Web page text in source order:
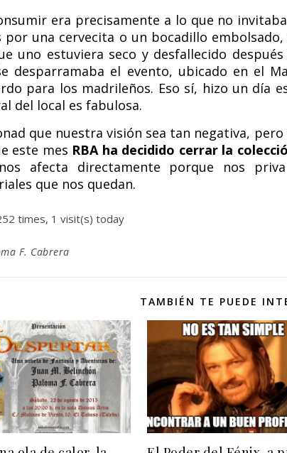
era precisamente a lo que no
por una cervecita o un bocadillo
uno estuviera seco y desfallecido
desparramaba el evento, ubicado en el
para los madrileños. Eso sí, hizo un día
del local es fabulosa.
que nuestra visión sea tan negativa,
este mes RBA ha decidido cerrar la
afecta directamente porque nos
que nos quedan.
times, 1 visit(s) today
F. Cabrera
TAMBIÉN TE PUEDE